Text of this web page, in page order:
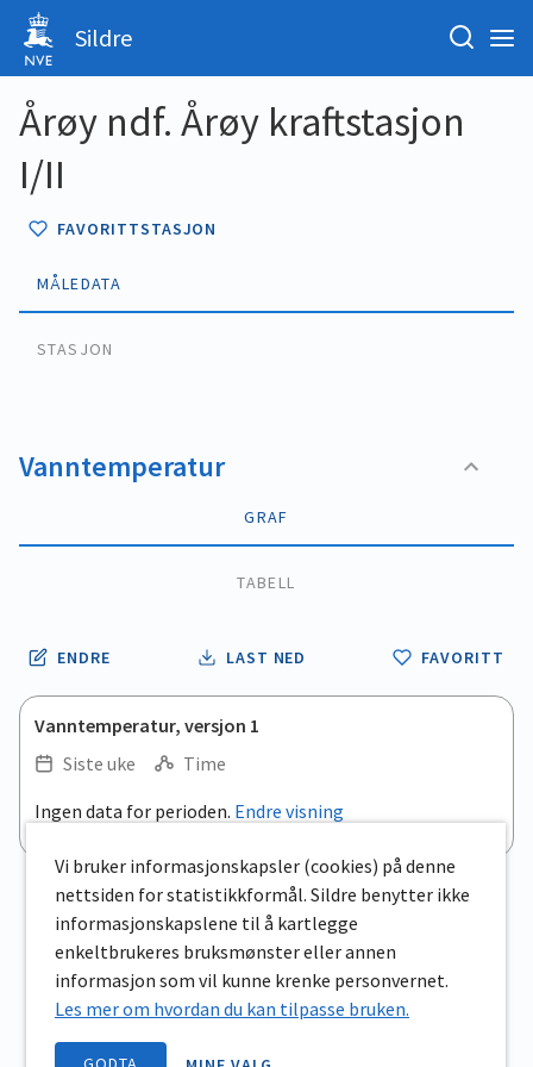
Sildre
Årøy ndf. Årøy kraftstasjon
I/II
FAVORITTSTASJON
MÅLEDATA
STASJON
Vanntemperatur
GRAF
TABELL
ENDRE LAST NED FAVORITT
Vanntemperatur, versjon 1
Siste uke
Time
.
View as data table, .
Ingen data for perioden. Endre visning
Vi bruker informasjonskapsler (cookies) på denne
nettsiden for statistikkformål. Sildre benytter ikke
informasjonskapslene til å kartlegge
enkeltbrukeres bruksmønster eller annen
informasjon som vil kunne krenke personvernet.
Les mer om hvordan du kan tilpasse bruken.